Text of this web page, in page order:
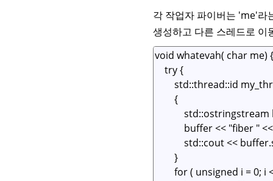
각 작업자 파이버는 'me'라
생성하고 다른 스레드로 이